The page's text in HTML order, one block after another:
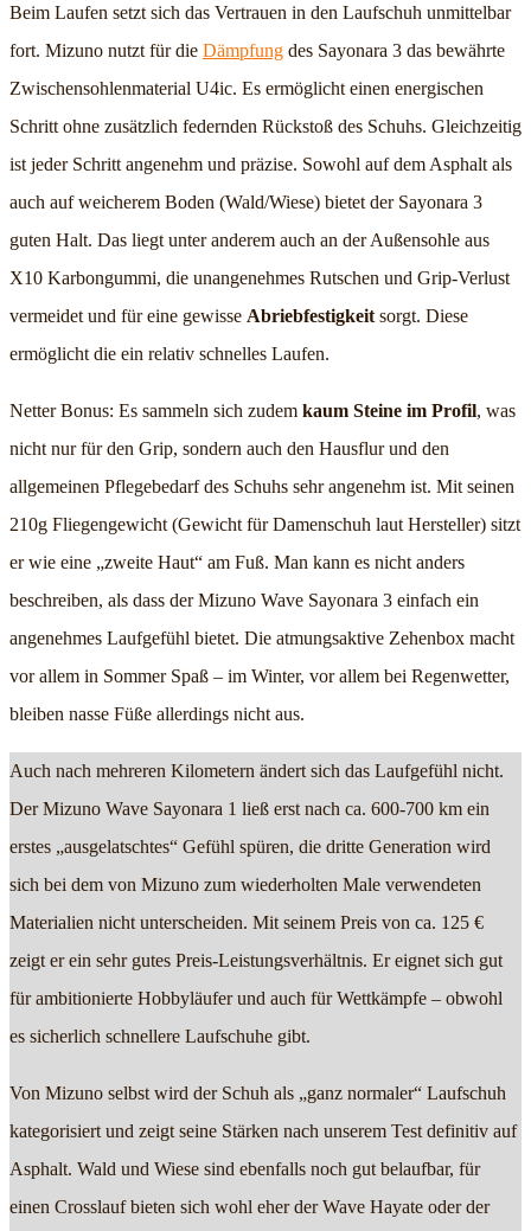
Beim Laufen setzt sich das Vertrauen in den Laufschuh unmittelbar
fort. Mizuno nutzt für die Dämpfung des Sayonara 3 das bewährte
Zwischensohlenmaterial U4ic. Es ermöglicht einen energischen
Schritt ohne zusätzlich federnden Rückstoß des Schuhs. Gleichzeitig
ist jeder Schritt angenehm und präzise. Sowohl auf dem Asphalt als
auch auf weicherem Boden (Wald/Wiese) bietet der Sayonara 3
guten Halt. Das liegt unter anderem auch an der Außensohle aus
X10 Karbongummi, die unangenehmes Rutschen und Grip-Verlust
vermeidet und für eine gewisse Abriebfestigkeit sorgt. Diese
ermöglicht die ein relativ schnelles Laufen.
Netter Bonus: Es sammeln sich zudem kaum Steine im Profil, was
nicht nur für den Grip, sondern auch den Hausflur und den
allgemeinen Pflegebedarf des Schuhs sehr angenehm ist. Mit seinen
210g Fliegengewicht (Gewicht für Damenschuh laut Hersteller) sitzt
er wie eine „zweite Haut“ am Fuß. Man kann es nicht anders
beschreiben, als dass der Mizuno Wave Sayonara 3 einfach ein
angenehmes Laufgefühl bietet. Die atmungsaktive Zehenbox macht
vor allem in Sommer Spaß – im Winter, vor allem bei Regenwetter,
bleiben nasse Füße allerdings nicht aus.
Auch nach mehreren Kilometern ändert sich das Laufgefühl nicht.
Der Mizuno Wave Sayonara 1 ließ erst nach ca. 600-700 km ein
erstes „ausgelatschtes“ Gefühl spüren, die dritte Generation wird
sich bei dem von Mizuno zum wiederholten Male verwendeten
Materialien nicht unterscheiden. Mit seinem Preis von ca. 125 €
zeigt er ein sehr gutes Preis-Leistungsverhältnis. Er eignet sich gut
für ambitionierte Hobbyläufer und auch für Wettkämpfe – obwohl
es sicherlich schnellere Laufschuhe gibt.
Von Mizuno selbst wird der Schuh als „ganz normaler“ Laufschuh
kategorisiert und zeigt seine Stärken nach unserem Test definitiv auf
Asphalt. Wald und Wiese sind ebenfalls noch gut belaufbar, für
einen Crosslauf bieten sich wohl eher der Wave Hayate oder der